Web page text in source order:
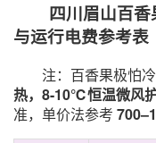
四川眉山百
与运行电费参考表
注：百香果极怕
热，8-10℃恒温微风
准，单价法参考